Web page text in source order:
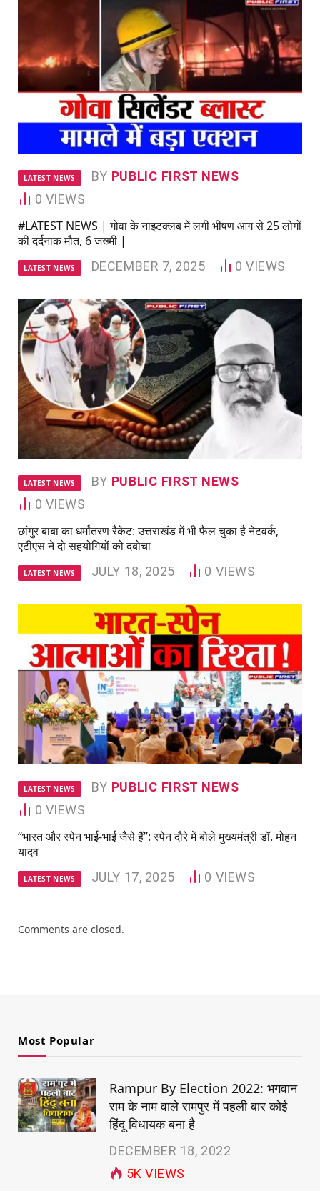
LATEST NEWS BY PUBLIC FIRST NEWS
0 VIEWS
#LATEST NEWS | गोवा के नाइटक्लब में लगी भीषण आग से 25 लोगों
की दर्दनाक मौत, 6 जख्मी |
LATEST NEWS DECEMBER 7, 2025 0VIEWS
LATEST NEWS BY PUBLIC FIRST NEWS
0 VIEWS
छांगुर बाबा का धर्मांतरण रैकेट: उत्तराखंड में भी फैल चुका है नेटवर्क,
एटीएस ने दो सहयोगियों को दबोचा
LATEST NEWS JULY 18, 2025 0 VIEWS
LATEST NEWS BY PUBLIC FIRST NEWS
0 VIEWS
“भारत और स्पेन भाई-भाई जैसे हैं”: स्पेन दौरे में बोले मुख्यमंत्री डॉ. मोहन
यादव
LATEST NEWS JULY 17, 2025 0 VIEWS
Comments are closed.
Most Popular
Rampur By Election 2022: भगवान
राम के नाम वाले रामपुर में पहली बार कोई
हिंदू विधायक बना है
DECEMBER 18, 2022
5KVIEWS